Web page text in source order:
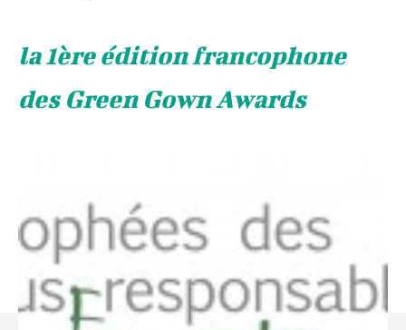
la 1ère édition francophone
des Green Gown Awards